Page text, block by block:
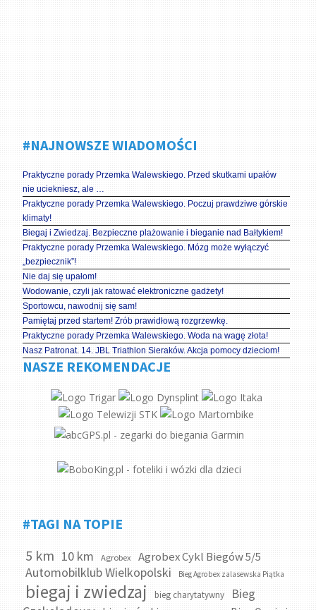
#NAJNOWSZE WIADOMOŚCI
Praktyczne porady Przemka Walewskiego. Przed skutkami upałów
nie uciekniesz, ale …
Praktyczne porady Przemka Walewskiego. Poczuj prawdziwe górskie
klimaty!
Biegaj i Zwiedzaj. Bezpieczne plażowanie i bieganie nad Bałtykiem!
Praktyczne porady Przemka Walewskiego. Mózg może wyłączyć
„bezpiecznik”!
Nie daj się upałom!
Wodowanie, czyli jak ratować elektroniczne gadżety!
Sportowcu, nawodnij się sam!
Pamiętaj przed startem! Zrób prawidłową rozgrzewkę.
Praktyczne porady Przemka Walewskiego. Woda na wagę złota!
Nasz Patronat. 14. JBL Triathlon Sieraków. Akcja pomocy dzieciom!
NASZE REKOMENDACJE
#TAGI NA TOPIE
5 km 10 km Agrobex Agrobex Cykl Biegów 5/5
Automobilklub Wielkopolski Bieg Agrobex zalasewska Piątka
biegaj i zwiedzaj bieg charytatywny
Bieg